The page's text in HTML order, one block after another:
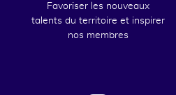
Favoriser les nouveaux
talents du territoire et inspirer
nos membres